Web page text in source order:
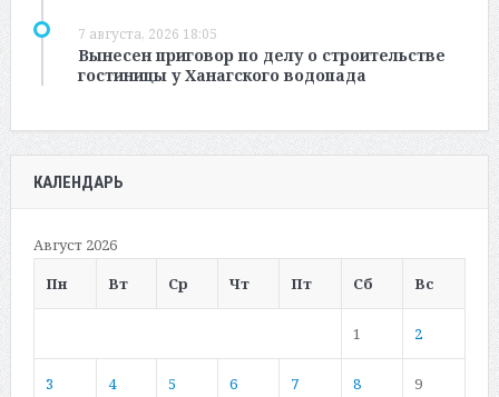
7 августа, 2026 18:05
Вынесен приговор по делу о строительстве
гостиницы у Ханагского водопада
КАЛЕНДАРЬ
Август 2026
Пн
Вт Ср Чт Пт Сб Вс
1 2
3 4 5 6 7 8 9